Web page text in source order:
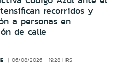
recorridos y
a personas en
de calle
06/08/2026 - 19:28 HRS